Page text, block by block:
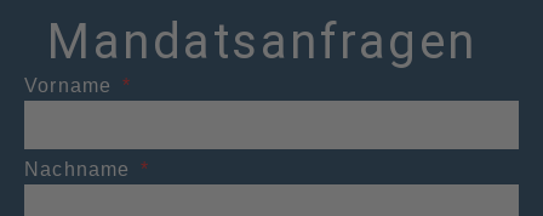
Mandatsanfragen
Vorname
Nachname